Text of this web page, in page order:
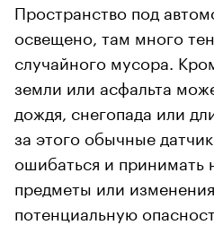
Пространство под
освещено, там много
случайного мусора.
земли или асфальта
дождя, снегопада или
за этого обычные
ошибаться и принимать
предметы или
потенциальную